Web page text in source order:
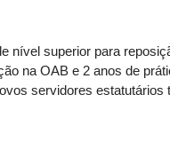
nível superior para
na OAB e 2 anos de
servidores estatutários